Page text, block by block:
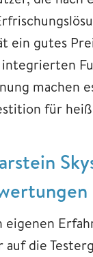
ein gutes
machen
für
eigenen
die